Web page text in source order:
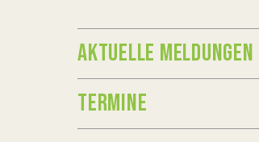
AKTUELLE MELDUNGEN
TERMINE